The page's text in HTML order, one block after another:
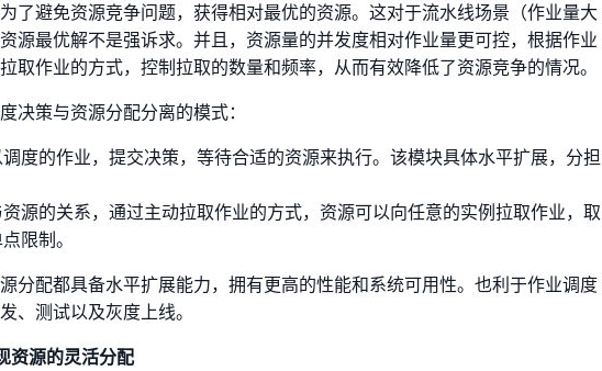
了避免资源竞争问题，获得相对最优的资源。这对于流水线场景（作业量大
源最优解不是强诉求。并且，资源量的并发度相对作业量更可控，根据作业
取作业的方式，控制拉取的数量和频率，从而有效降低了资源竞争的情况。
决策与资源分配分离的模式：
度的作业，提交决策，等待合适的资源来执行。该模块具体水平扩展，分担
源的关系，通过主动拉取作业的方式，资源可以向任意的实例拉取作业，取
限制。
分配都具备水平扩展能力，拥有更高的性能和系统可用性。也利于作业调度
、测试以及灰度上线。
资源的灵活分配